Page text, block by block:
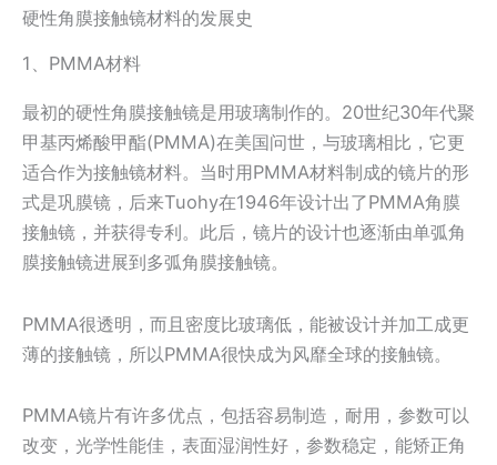
硬性角膜接触镜材料的发展史
1、PMMA材料
最初的硬性角膜接触镜是用玻璃制作的。20世纪30年代聚
甲基丙烯酸甲酯(PMMA)在美国问世，与玻璃相比，它更
适合作为接触镜材料。当时用PMMA材料制成的镜片的形
式是巩膜镜，后来Tuohy在1946年设计出了PMMA角膜
接触镜，并获得专利。此后，镜片的设计也逐渐由单弧角
膜接触镜进展到多弧角膜接触镜。
PMMA很透明，而且密度比玻璃低，能被设计并加工成更
薄的接触镜，所以PMMA很快成为风靡全球的接触镜。
PMMA镜片有许多优点，包括容易制造，耐用，参数可以
改变，光学性能佳，表面湿润性好，参数稳定，能矫正角